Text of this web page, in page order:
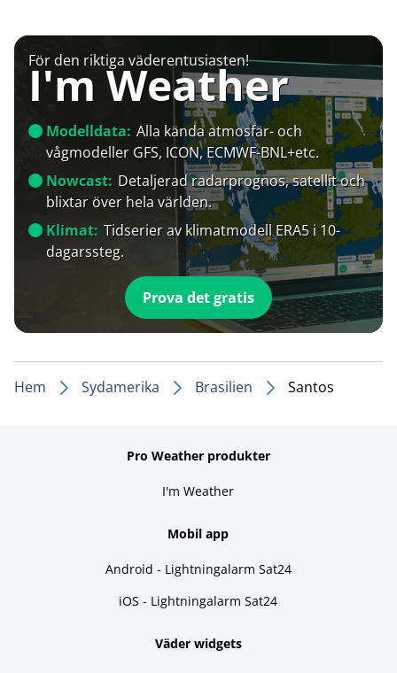
För den riktiga väderentusiasten!
I'm Weather
Modelldata: Alla kända atmosfär- och
vågmodeller GFS, ICON, ECMWF-BNL+etc.
Nowcast: Detaljerad radarprognos, satellit och
blixtar över hela världen.
Klimat: Tidserier av klimatmodell ERA5 i 10-
dagarssteg.
Prova det gratis
Hem Sydamerika Brasilien Santos
Pro Weather produkter
I'm Weather
Mobil app
Android - Lightningalarm Sat24
iOS - Lightningalarm Sat24
Väder widgets